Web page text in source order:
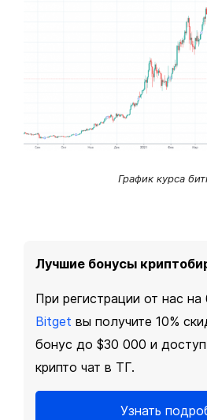
График курса
Лучшие бонусы
При регистрации от нас
Bitget вы получите 10%
бонус до $30 000 и
крипто чат в ТГ.
Узнать